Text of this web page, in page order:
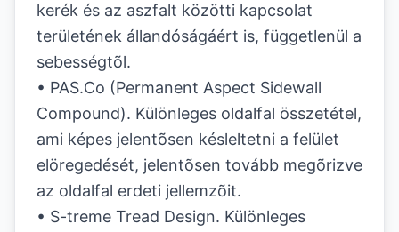
kerék és az aszfalt közötti kapcsolat
területének állandóságáért is, függetlenül a
sebességtõl.
• PAS.Co (Permanent Aspect Sidewall
Compound). Különleges oldalfal összetétel,
ami képes jelentõsen késleltetni a felület
elöregedését, jelentõsen tovább megõrizve
az oldalfal erdeti jellemzõit.
• S-treme Tread Design. Különleges